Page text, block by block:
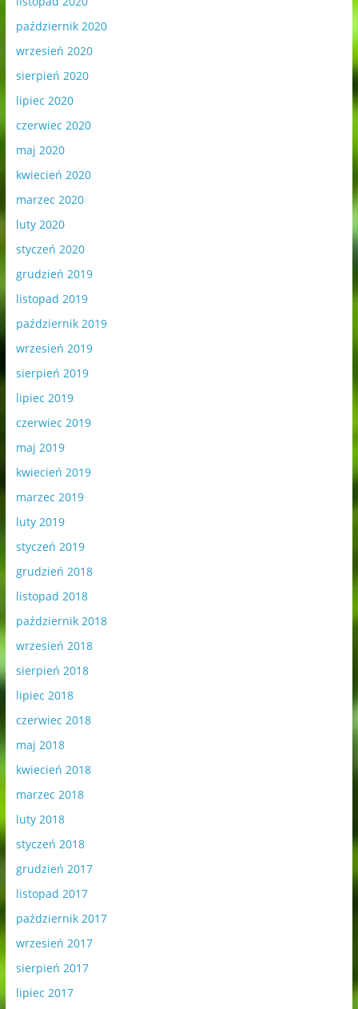
październik 2020
wrzesień 2020
sierpień 2020
lipiec 2020
czerwiec 2020
maj 2020
kwiecień 2020
marzec 2020
luty 2020
styczeń 2020
grudzień 2019
listopad 2019
październik 2019
wrzesień 2019
sierpień 2019
lipiec 2019
czerwiec 2019
maj 2019
kwiecień 2019
marzec 2019
luty 2019
styczeń 2019
grudzień 2018
listopad 2018
październik 2018
wrzesień 2018
sierpień 2018
lipiec 2018
czerwiec 2018
maj 2018
kwiecień 2018
marzec 2018
luty 2018
styczeń 2018
grudzień 2017
listopad 2017
październik 2017
wrzesień 2017
sierpień 2017
lipiec 2017